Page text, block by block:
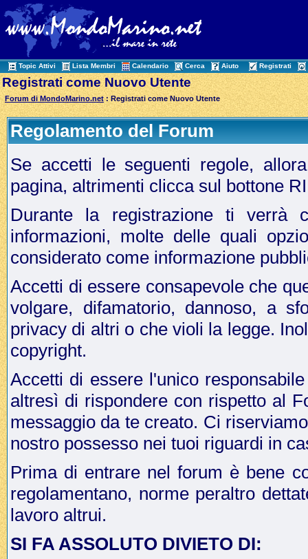
Topic Attivi Lista Membri Calendario Cerca Aiuto Registrati
Registrati come Nuovo Utente
Forum di MondoMarino.net : Registrati come Nuovo Utente
Regolamento del Forum
Se accetti le seguenti regole,
pagina, altrimenti clicca sul bottone
Durante la registrazione ti verrà
informazioni, molte delle quali
considerato come informazione
Accetti di essere consapevole che
volgare, difamatorio, dannoso, a
privacy di altri o che violi la legge.
copyright.
Accetti di essere l'unico
altresì di rispondere con rispetto al
messaggio da te creato. Ci
nostro possesso nei tuoi riguardi in
Prima di entrare nel forum è bene
regolamentano, norme peraltro
lavoro altrui.
SI FA ASSOLUTO DIVIETO DI: